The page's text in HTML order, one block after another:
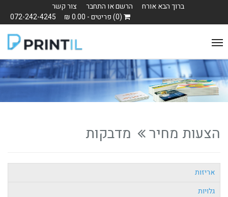
ברוך הבא אורח הרשם או התחבר
צור קשר
(0) פריטים - 0.00 ₪
072-242-4245
Toggle
navigation
הצעות מחיר מדבקות
אריזות
גלויות